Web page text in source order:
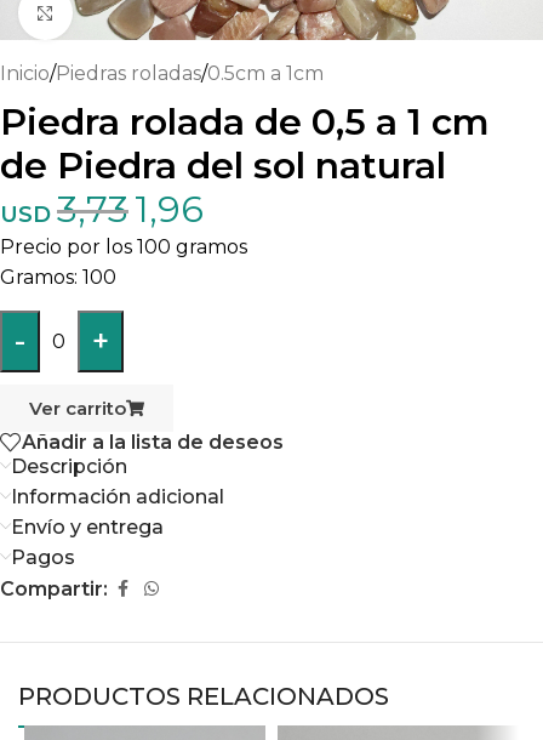
Haga clic para ampliar
Inicio/Piedras roladas/0.5cm a 1cm
Piedra rolada de 0,5 a 1 cm
de Piedra del sol natural
USD 3,731,96
Precio por los 100 gramos
100
- 0 +
Ver carrito
Añadir a la lista de deseos
Descripción
Información adicional
Envío y entrega
Pagos
Compartir:
PRODUCTOS RELACIONADOS